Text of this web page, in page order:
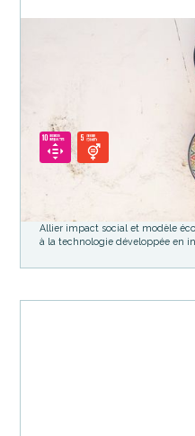
Meet My
Révéler les talents cachés des
POURQUOI KIMPA A
Allier impact social et modèle
à la technologie développée en